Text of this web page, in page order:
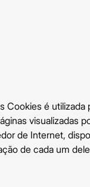
Cookies é utilizada
visualizadas
de Internet,
de cada um